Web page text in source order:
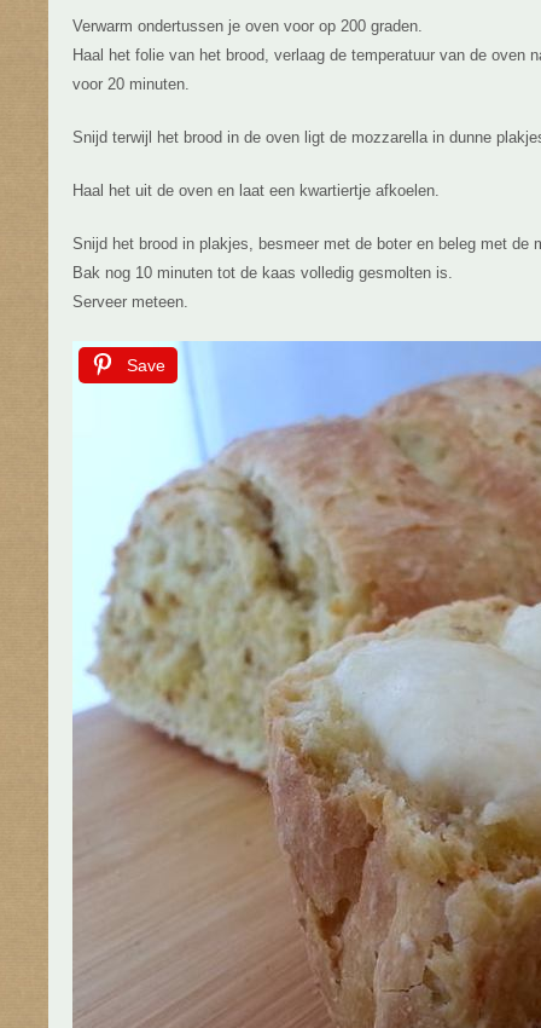
Verwarm ondertussen je oven voor op 200 graden.
Haal het folie van het brood, verlaag de temperatuur van de oven
voor 20 minuten.
Snijd terwijl het brood in de oven ligt de mozzarella in dunne
Haal het uit de oven en laat een kwartiertje afkoelen.
Snijd het brood in plakjes, besmeer met de boter en beleg met de
Bak nog 10 minuten tot de kaas volledig gesmolten is.
Serveer meteen.
Save